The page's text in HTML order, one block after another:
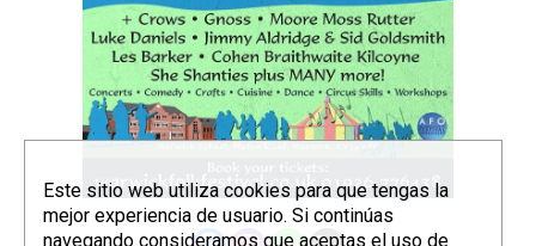
Este sitio web utiliza cookies para que tengas la
mejor experiencia de usuario. Si continúas
navegando consideramos que aceptas el uso de